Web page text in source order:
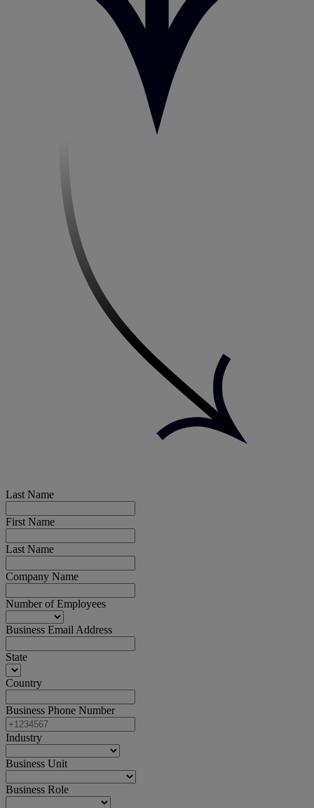
Last Name
First Name
Last Name
Company Name
Number of Employees
Business Email Address
State
Country
Business Phone Number
Industry
Business Unit
Business Role